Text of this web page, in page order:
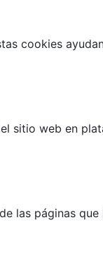
cookies
sitio web en
las páginas